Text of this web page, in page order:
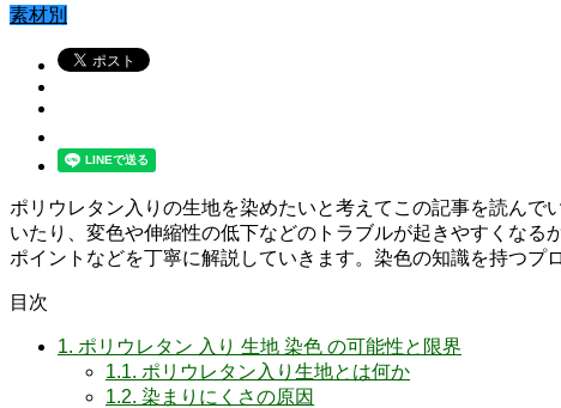
素材別
ポリウレタン入りの生地を染めたいと考えてこの記事を読ん
いたり、変色や伸縮性の低下などのトラブルが起きやすくな
ポイントなどを丁寧に解説していきます。染色の知識を持つプ
目次
1. ポリウレタン 入り 生地 染色 の可能性と限界
1.1. ポリウレタン入り生地とは何か
1.2. 染まりにくさの原因